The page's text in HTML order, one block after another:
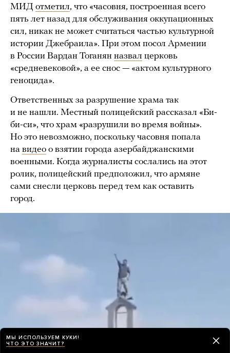
МИД отметил, что «часовня, построенная всего
пять лет назад для обслуживания оккупационных
сил, никак не может считаться частью культурной
истории Джебраила». При этом посол Армении
в России Вардан Тоганян назвал церковь
«средневековой», а ее снос — «актом культурного
геноцида».
Ответственных за разрушение храма так
и не нашли. Местный полицейский рассказал «Би-
би-си», что храм «разрушили во время войны».
Но это невозможно, поскольку часовня попала
на видео о взятии города азербайджанскими
военными. Когда журналисты сослались на этот
ролик, полицейский предположил, что армяне
сами снесли церковь перед тем как оставить
город.
МЫ ИСПОЛЬЗУЕМ КУКИ!
ЧТО ЭТО ЗНАЧИТ?